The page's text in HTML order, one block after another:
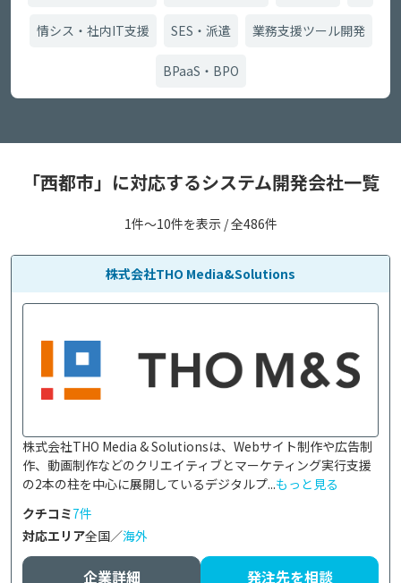
情シス・社内IT支援 SES・派遣 業務支援ツール開発
BPaaS・BPO
「西都市」に対応するシステム開発会社一覧
1件〜10件を表示 / 全486件
株式会社THO Media&Solutions
株式会社THO Media & Solutionsは、Webサイト制作や広告制
作、動画制作などのクリエイティブとマーケティング実行支援
の2本の柱を中心に展開しているデジタルプ...もっと見る
クチコミ7件
対応エリア全国／海外
企業詳細 発注先を相談